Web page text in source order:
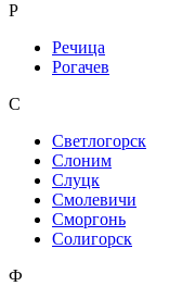
Р
Речица
Рогачев
С
Светлогорск
Слоним
Слуцк
Смолевичи
Сморгонь
Солигорск
Ф